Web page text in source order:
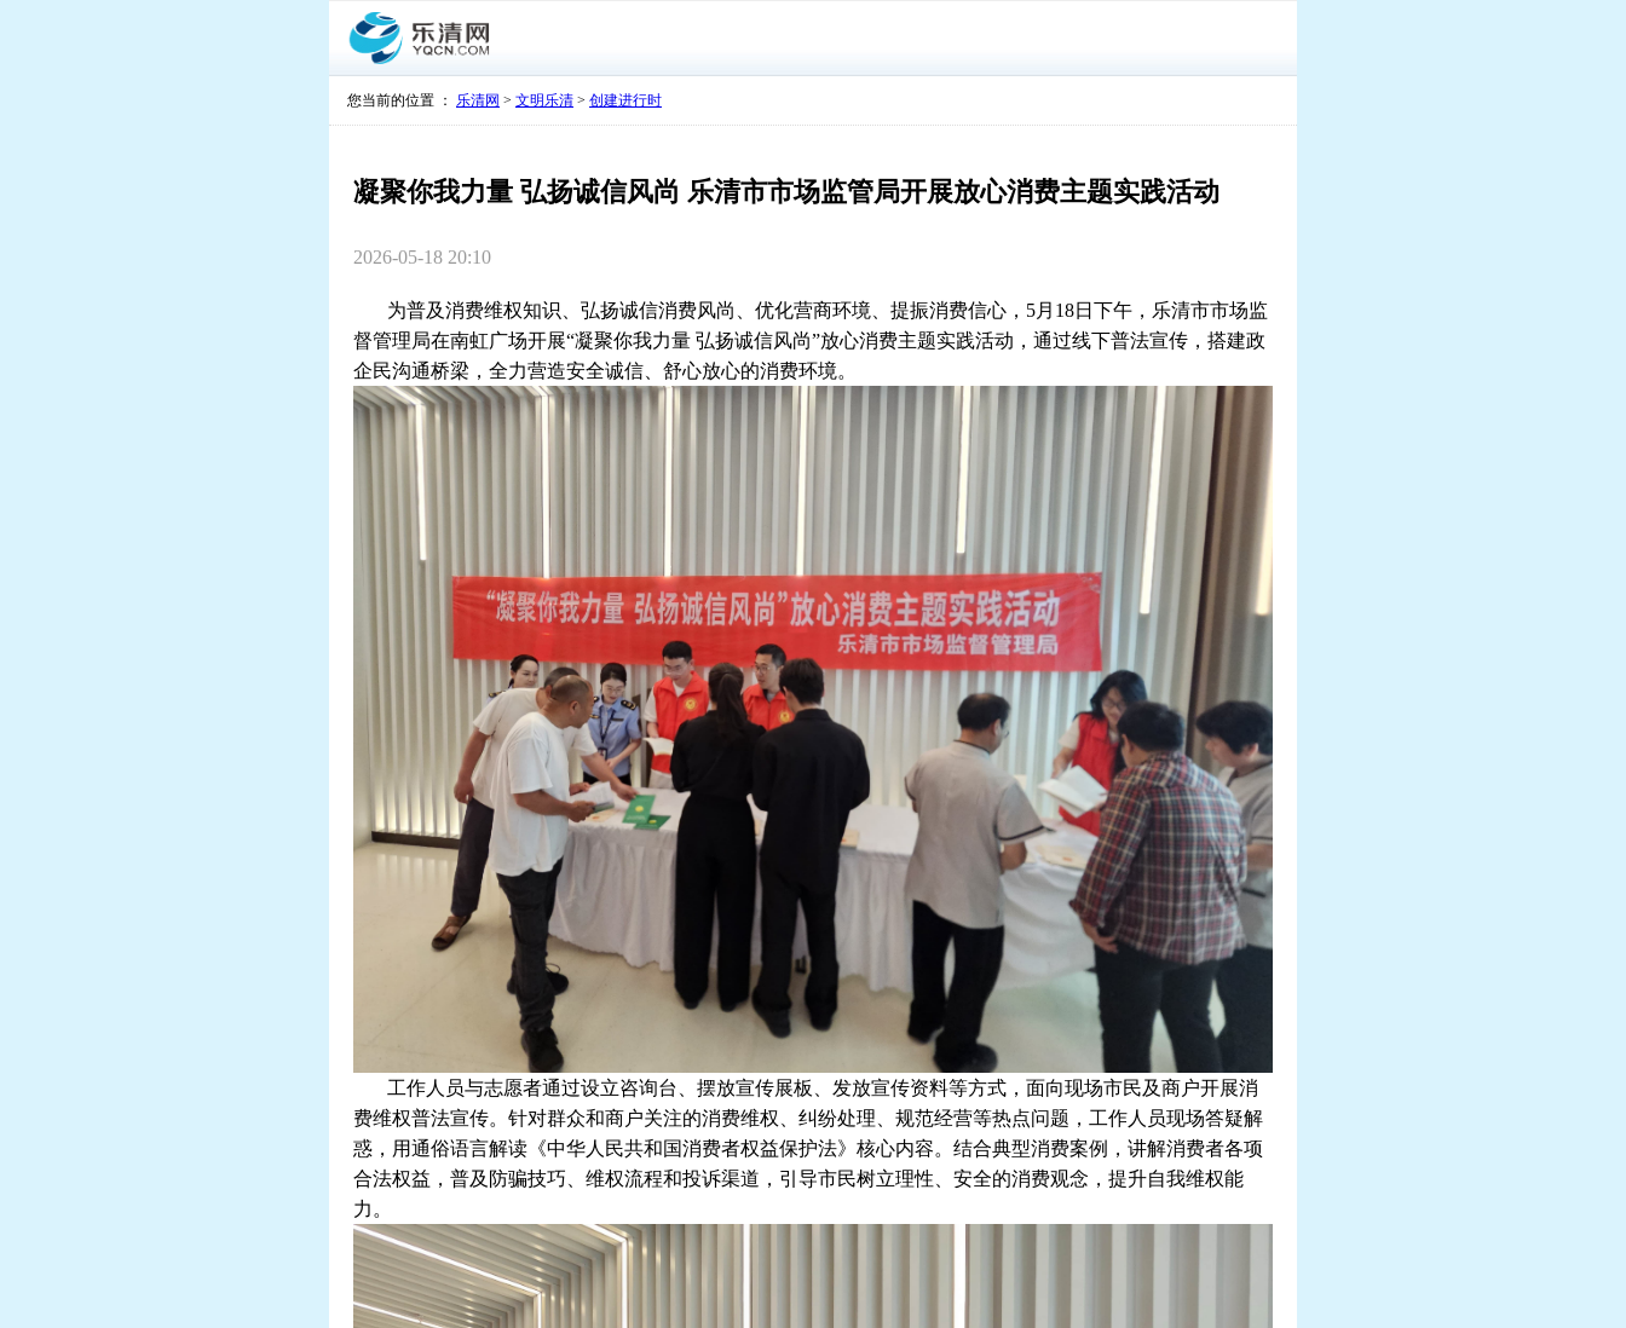
您当前的位置 ： 乐清网 > 文明乐清 > 创建进行时
凝聚你我力量 弘扬诚信风尚 乐清市市场监管局开展放心消费主题实践活动
2026-05-18 20:10
为普及消费维权知识、弘扬诚信消费风尚、优化营商环境、提振消费信心，5月18日下午，乐清市市场监
督管理局在南虹广场开展“凝聚你我力量 弘扬诚信风尚”放心消费主题实践活动，通过线下普法宣传，搭建政
企民沟通桥梁，全力营造安全诚信、舒心放心的消费环境。
工作人员与志愿者通过设立咨询台、摆放宣传展板、发放宣传资料等方式，面向现场市民及商户开展消
费维权普法宣传。针对群众和商户关注的消费维权、纠纷处理、规范经营等热点问题，工作人员现场答疑解
惑，用通俗语言解读《中华人民共和国消费者权益保护法》核心内容。结合典型消费案例，讲解消费者各项
合法权益，普及防骗技巧、维权流程和投诉渠道，引导市民树立理性、安全的消费观念，提升自我维权能
力。